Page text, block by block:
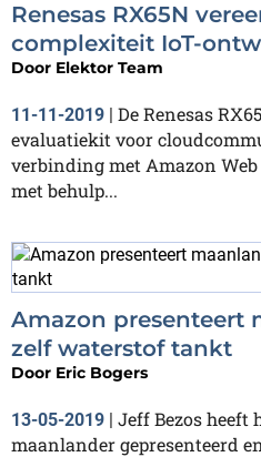
Renesas RX65N
complexiteit IoT-
Door Elektor Team
11-11-2019 | De Renesas
evaluatiekit voor
verbinding met Amazon Web
met behulp...
Amazon presenteert
zelf waterstof tankt
Door Eric Bogers
13-05-2019 | Jeff Bezos heeft
maanlander gepresenteerd